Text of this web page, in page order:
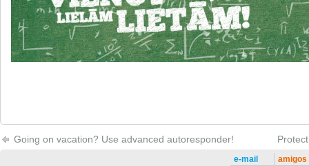
Going on vacation? Use advanced autoresponder!
e-mail
amigos